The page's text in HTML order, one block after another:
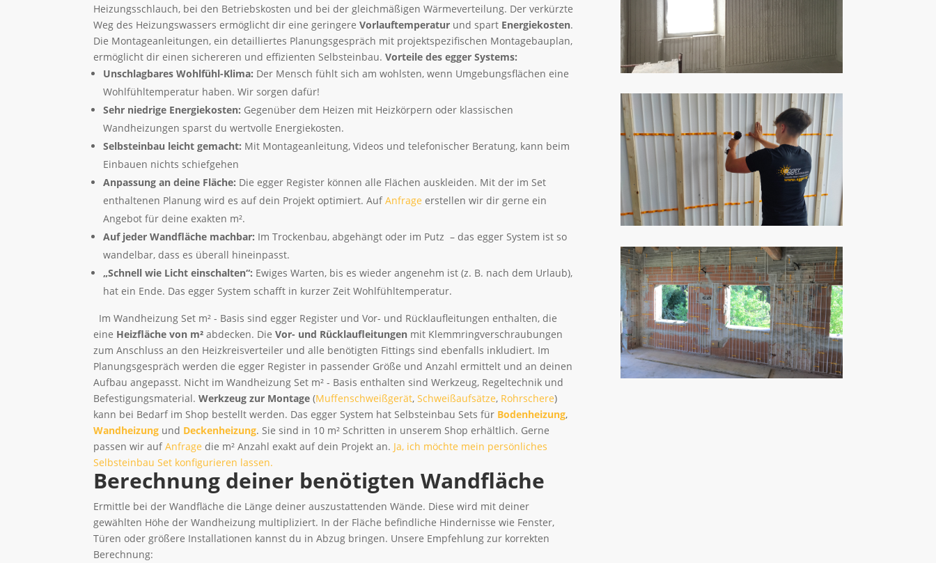
Heizungsschlauch, bei den Betriebskosten und bei der gleichmäßigen Wärmeverteilung. Der verkürzte
Weg des Heizungswassers ermöglicht dir eine geringereVorlauftemperatur und spart Energiekosten.
Die Montageanleitungen, ein detailliertes Planungsgespräch mit projektspezifischen Montagebauplan,
ermöglicht dir einen sichereren und effizienten Selbsteinbau.Vorteile des egger Systems:
Unschlagbares Wohlfühl-Klima: Der Mensch fühlt sich am wohlsten, wenn Umgebungsflächen eine
Wohlfühltemperatur haben. Wir sorgen dafür!
Sehr niedrige Energiekosten: Gegenüber dem Heizen mit Heizkörpern oder klassischen
Wandheizungen sparst du wertvolle Energiekosten.
Selbsteinbau leicht gemacht: Mit Montageanleitung, Videos und telefonischer Beratung, kann beim
Einbauen nichts schiefgehen
Anpassung an deine Fläche: Die egger Register können alle Flächen auskleiden. Mit der im Set
enthaltenen Planung wird es auf dein Projekt optimiert. AufAnfrage erstellen wir dir gerne ein
Angebot für deine exakten m².
Auf jeder Wandfläche machbar: Im Trockenbau, abgehängt oder im Putz – das egger System ist so
wandelbar, dass es überall hineinpasst.
„Schnell wie Licht einschalten“: Ewiges Warten, bis es wieder angenehm ist (z. B. nach dem Urlaub),
hat ein Ende. Das egger System schafft in kurzer Zeit Wohlfühltemperatur.
Im Wandheizung Set m² - Basis sind egger Register und Vor- und Rücklaufleitungen enthalten, die
eine Heizfläche von m² abdecken. DieVor- und Rücklaufleitungen mit Klemmringverschraubungen
zum Anschluss an den Heizkreisverteiler und alle benötigten Fittings sind ebenfalls inkludiert. Im
Planungsgespräch werden die egger Register in passender Größe und Anzahl ermittelt und an deinen
Aufbau angepasst. Nicht im Wandheizung Set m² - Basis enthalten sind Werkzeug, Regeltechnik und
Befestigungsmaterial.Werkzeug zur Montage (Muffenschweißgerät,Schweißaufsätze, Rohrschere)
kann bei Bedarf im Shop bestellt werden. Das egger System hat Selbsteinbau Sets für Bodenheizung,
Wandheizung und Deckenheizung. Sie sind in 10 m² Schritten in unserem Shop erhältlich. Gerne
passen wir aufAnfrage die m² Anzahl exakt auf dein Projekt an. Ja, ich möchte mein persönliches
Selbsteinbau Set konfigurieren lassen.
Berechnung deiner benötigten Wandfläche
Ermittle bei der Wandfläche die Länge deiner auszustattenden Wände. Diese wird mit deiner
gewählten Höhe der Wandheizung multipliziert. In der Fläche befindliche Hindernisse wie Fenster,
Türen oder größere Installationen kannst du in Abzug bringen. Unsere Empfehlung zur korrekten
Berechnung: